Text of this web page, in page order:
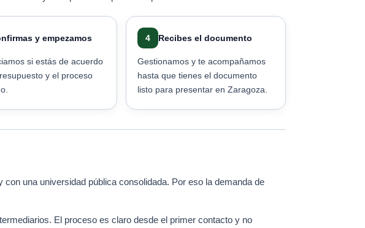
y empezamos
si estás de acuerdo
y el proceso
4 Recibes el documento
Gestionamos y te acompañamos
hasta que tienes el documento
listo para presentar en Zaragoza.
una universidad pública consolidada. Por eso la demanda de
El proceso es claro desde el primer contacto y no